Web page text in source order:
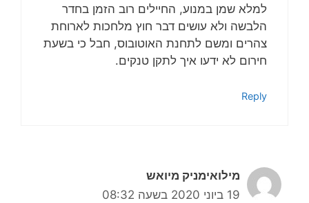
למלא שמן במנוע, החיילים רוב הזמן בחדר
הלבשה ולא עושים דבר חוץ מלחכות לארוחת
צהרים ומשם לתחנת האוטובוס, חבל כי בשעת
חירום לא ידעו איך לתקן טנקים.
Reply
מילואימניק מיואש
19 ביוני 2020 בשעה 08:32